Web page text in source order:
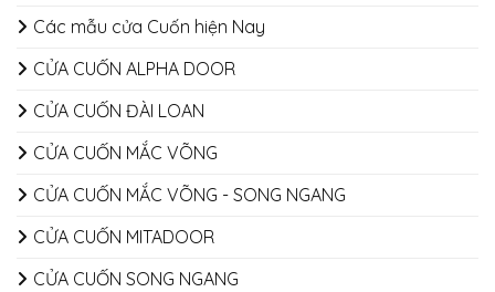
Các mẫu cửa Cuốn hiện Nay
CỬA CUỐN ALPHA DOOR
CỬA CUỐN ĐÀI LOAN
CỬA CUỐN MẮC VÕNG
CỬA CUỐN MẮC VÕNG - SONG NGANG
CỬA CUỐN MITADOOR
CỬA CUỐN SONG NGANG